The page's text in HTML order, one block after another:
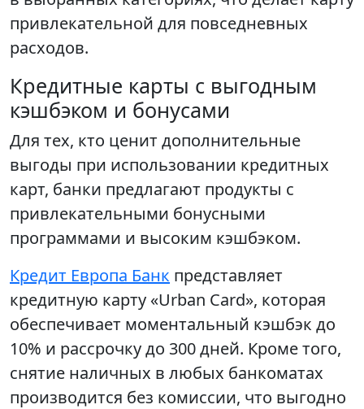
привлекательной для повседневных
расходов.
Кредитные карты с выгодным
кэшбэком и бонусами
Для тех, кто ценит дополнительные
выгоды при использовании кредитных
карт, банки предлагают продукты с
привлекательными бонусными
программами и высоким кэшбэком.
Кредит Европа Банк представляет
кредитную карту «Urban Card», которая
обеспечивает моментальный кэшбэк до
10% и рассрочку до 300 дней. Кроме того,
снятие наличных в любых банкоматах
производится без комиссии, что выгодно